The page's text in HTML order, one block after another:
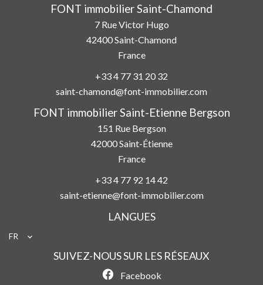
FONT immobilier Saint-Chamond
7 Rue Victor Hugo
42400Saint-Chamond
France
+33 4 77 31 20 32
saint-chamond@font-immobilier.com
FONT immobilier Saint-Etienne Bergson
151 Rue Bergson
42000Saint-Étienne
France
+33 4 77 92 14 42
saint-etienne@font-immobilier.com
LANGUES
FR
SUIVEZ-NOUS SUR LES RÉSEAUX
Facebook